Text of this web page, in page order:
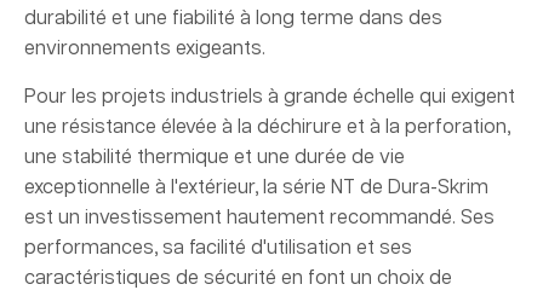
durabilité et une fiabilité à long terme dans des
environnements exigeants.
Pour les projets industriels à grande échelle qui exigent
une résistance élevée à la déchirure et à la perforation,
une stabilité thermique et une durée de vie
exceptionnelle à l'extérieur, la série NT de Dura-Skrim
est un investissement hautement recommandé. Ses
performances, sa facilité d'utilisation et ses
caractéristiques de sécurité en font un choix de